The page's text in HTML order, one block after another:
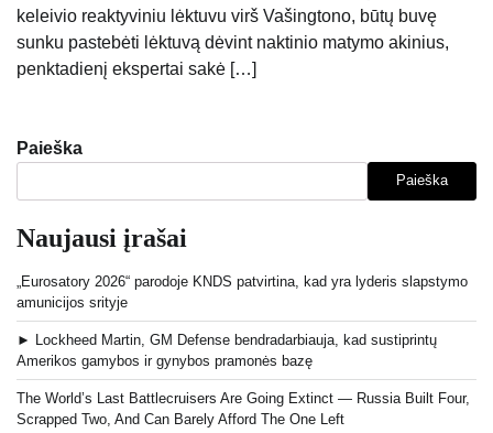
keleivio reaktyviniu lėktuvu virš Vašingtono, būtų buvę
sunku pastebėti lėktuvą dėvint naktinio matymo akinius,
penktadienį ekspertai sakė […]
Paieška
Paieška
Naujausi įrašai
„Eurosatory 2026“ parodoje KNDS patvirtina, kad yra lyderis slapstymo
amunicijos srityje
► Lockheed Martin, GM Defense bendradarbiauja, kad sustiprintų
Amerikos gamybos ir gynybos pramonės bazę
The World’s Last Battlecruisers Are Going Extinct — Russia Built Four,
Scrapped Two, And Can Barely Afford The One Left